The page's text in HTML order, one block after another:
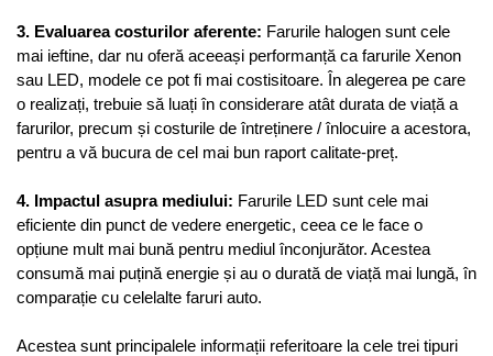
3. Evaluarea costurilor aferente: Farurile halogen sunt cele
mai ieftine, dar nu oferă aceeași performanță ca farurile Xenon
sau LED, modele ce pot fi mai costisitoare. În alegerea pe care
o realizați, trebuie să luați în considerare atât durata de viață a
farurilor, precum și costurile de întreținere / înlocuire a acestora,
pentru a vă bucura de cel mai bun raport calitate-preț.
4. Impactul asupra mediului: Farurile LED sunt cele mai
eficiente din punct de vedere energetic, ceea ce le face o
opțiune mult mai bună pentru mediul înconjurător. Acestea
consumă mai puțină energie și au o durată de viață mai lungă, în
comparație cu celelalte faruri auto.
Acestea sunt principalele informații referitoare la cele trei tipuri